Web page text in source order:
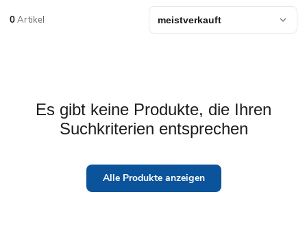
0Artikel
Es gibt keine Produkte, die Ihren
Suchkriterien entsprechen
Alle Produkte anzeigen